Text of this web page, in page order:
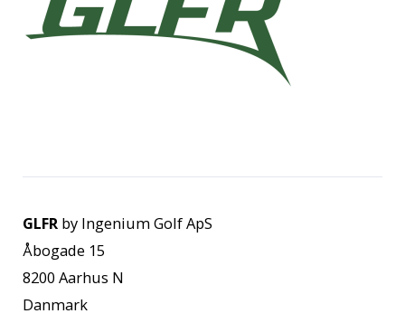
GLFRby Ingenium Golf ApS
Åbogade 15
8200 Aarhus N
Danmark